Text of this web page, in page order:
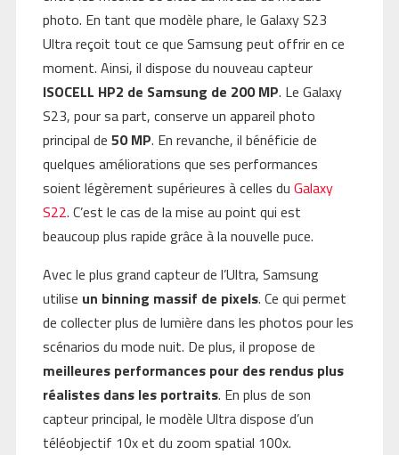
photo. En tant que modèle phare, le Galaxy S23
Ultra reçoit tout ce que Samsung peut offrir en ce
moment. Ainsi, il dispose du nouveau capteur
ISOCELL HP2 de Samsung de 200 MP. Le Galaxy
S23, pour sa part, conserve un appareil photo
principal de 50 MP. En revanche, il bénéficie de
quelques améliorations que ses performances
soient légèrement supérieures à celles du Galaxy
S22. C’est le cas de la mise au point qui est
beaucoup plus rapide grâce à la nouvelle puce.
Avec le plus grand capteur de l’Ultra, Samsung
utilise un binning massif de pixels. Ce qui permet
de collecter plus de lumière dans les photos pour les
scénarios du mode nuit. De plus, il propose de
meilleures performances pour des rendus plus
réalistes dans les portraits. En plus de son
capteur principal, le modèle Ultra dispose d’un
téléobjectif 10x et du zoom spatial 100x.